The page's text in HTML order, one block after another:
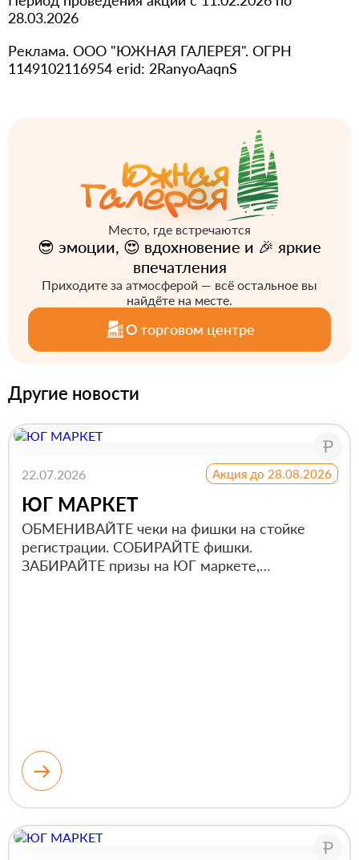
28.03.2026
Реклама. ООО "ЮЖНАЯ ГАЛЕРЕЯ". ОГРН
1149102116954 erid: 2RanyoAaqnS
Место, где встречаются
😎 эмоции, 😍 вдохновение и 🎉 яркие
впечатления
Приходите за атмосферой — всё остальное вы
найдёте на месте.
О торговом центре
Другие новости
22.07.2026 Акция до 28.08.2026
ЮГ МАРКЕТ
ОБМЕНИВАЙТЕ чеки на фишки на стойке
регистрации. СОБИРАЙТЕ фишки.
ЗАБИРАЙТЕ призы на ЮГ маркете,